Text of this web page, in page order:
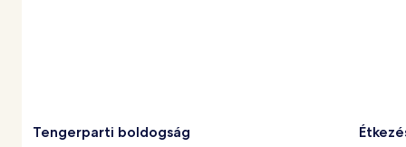
Tengerparti boldogság